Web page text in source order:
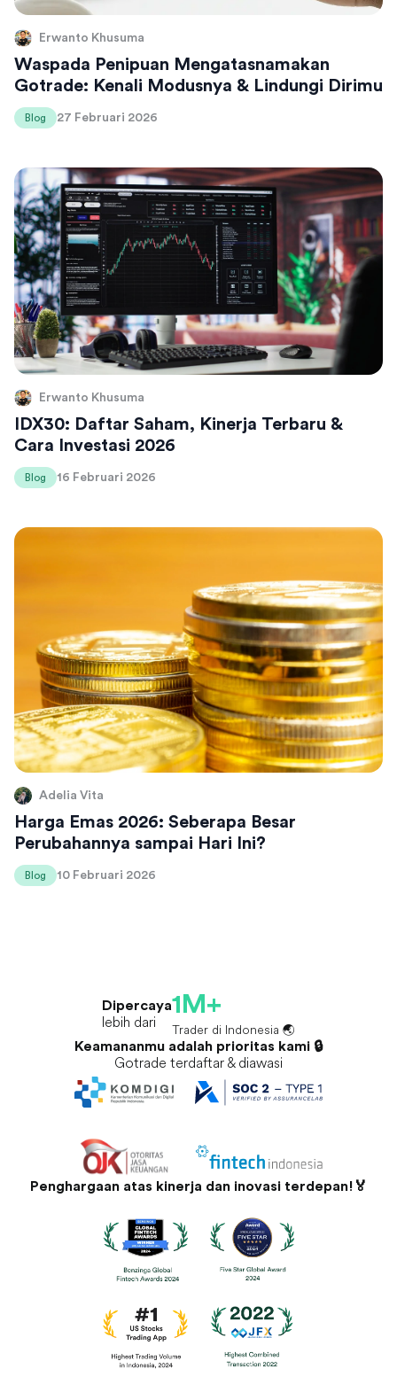
Erwanto Khusuma
Waspada Penipuan Mengatasnamakan
Gotrade: Kenali Modusnya & Lindungi Dirimu
Blog 27 Februari 2026
Erwanto Khusuma
IDX30: Daftar Saham, Kinerja Terbaru &
Cara Investasi 2026
Blog 16 Februari 2026
Adelia Vita
Harga Emas 2026: Seberapa Besar
Perubahannya sampai Hari Ini?
Blog 10 Februari 2026
Dipercaya
lebih dari
1M+
Trader di Indonesia 🌏
Keamananmu adalah prioritas kami 🔒
Gotrade terdaftar & diawasi
Penghargaan atas kinerja dan inovasi terdepan!🏅